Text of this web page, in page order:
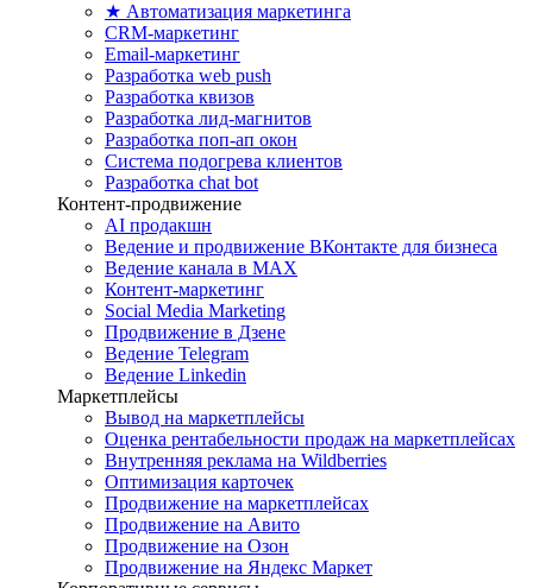
★ Автоматизация маркетинга
CRM-маркетинг
Email-маркетинг
Разработка web push
Разработка квизов
Разработка лид-магнитов
Разработка поп-ап окон
Система подогрева клиентов
Разработка chat bot
Контент-продвижение
AI продакшн
Ведение и продвижение ВКонтакте для бизнеса
Ведение канала в MAX
Контент-маркетинг
Social Media Marketing
Продвижение в Дзене
Ведение Telegram
Ведение Linkedin
Маркетплейсы
Вывод на маркетплейсы
Оценка рентабельности продаж на маркетплейсах
Внутренняя реклама на Wildberries
Оптимизация карточек
Продвижение на маркетплейсах
Продвижение на Авито
Продвижение на Озон
Продвижение на Яндекс Маркет